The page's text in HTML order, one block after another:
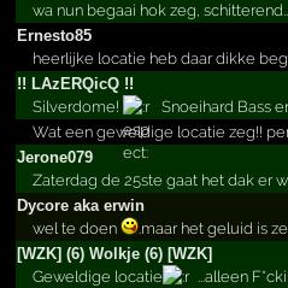
wa nun begaai hok zeg, schitterend..
Ernesto85
heerlijke locatie heb daar dikke
!!­ LAzERQicQ !!­
Silverdome! Snoeihard Bass
Wat een geweldige locatie zeg!!
Jerone079
Zaterdag de 25ste gaat het dak er
Dycore aka erwin
wel te doen
.maar het geluid is
[WZK] (6) Wolkje (6) [WZK]
Geweldige locatie
...alleen